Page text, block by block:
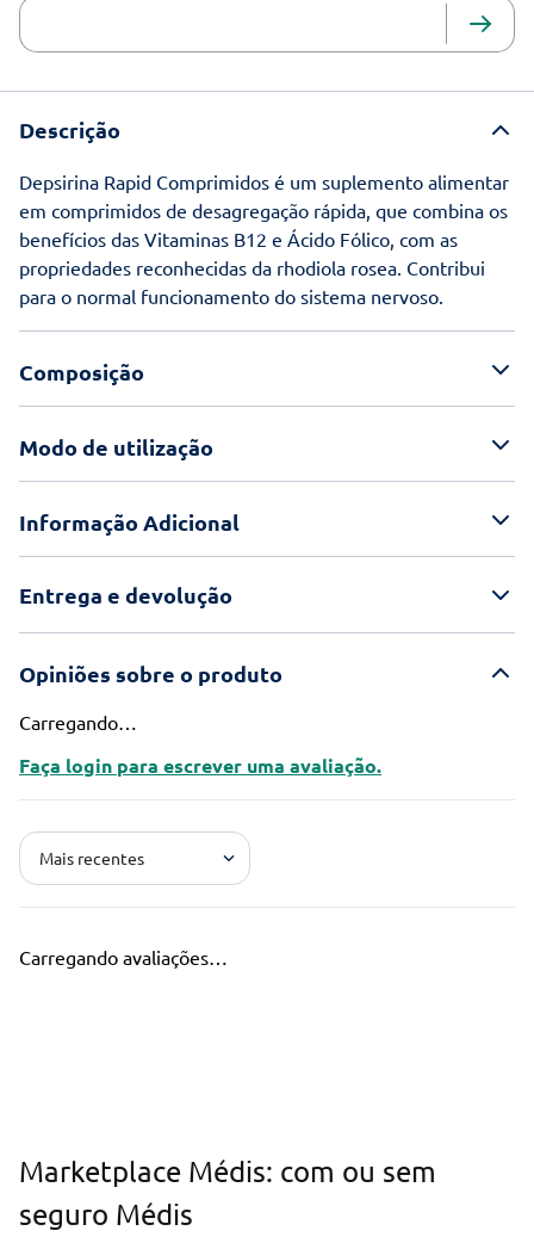
Descrição
Depsirina Rapid Comprimidos é um suplemento alimentar
em comprimidos de desagregação rápida, que combina os
benefícios das Vitaminas B12 e Ácido Fólico, com as
propriedades reconhecidas da rhodiola rosea. Contribui
para o normal funcionamento do sistema nervoso.
Composição
Modo de utilização
Informação Adicional
Entrega e devolução
Opiniões sobre o produto
Carregando…
Faça login para escrever uma avaliação.
Mais recentes
Carregando avaliações…
Marketplace Médis: com ou sem
seguro Médis